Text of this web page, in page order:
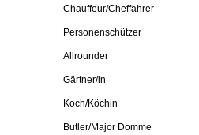
Chauffeur/Cheffahrer
Personenschützer
Allrounder
Gärtner/in
Koch/Köchin
Butler/Major Domme